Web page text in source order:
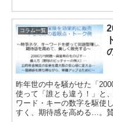
コラム一覧
昨年世の中を騒がせた「
使って「誰とも違う！」と
ワード・キーの数字を駆使
すく、期待感を高める…。